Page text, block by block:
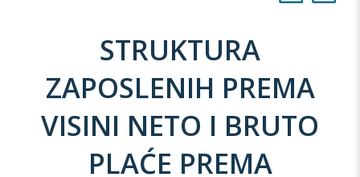
STRUKTURA
ZAPOSLENIH PREMA
VISINI NETO I BRUTO
PLAĆE PREMA